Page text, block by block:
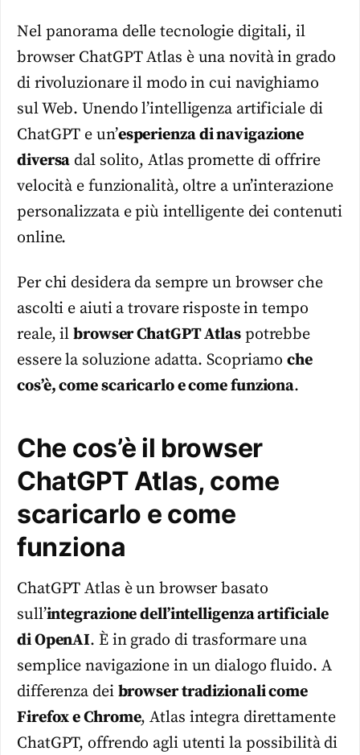
Nel panorama delle tecnologie digitali, il
browser ChatGPT Atlas è una novità in grado
di rivoluzionare il modo in cui navighiamo
sul Web. Unendo l’intelligenza artificiale di
ChatGPT e un’esperienza di navigazione
diversa dal solito, Atlas promette di offrire
velocità e funzionalità, oltre a un’interazione
personalizzata e più intelligente dei contenuti
online.
Per chi desidera da sempre un browser che
ascolti e aiuti a trovare risposte in tempo
reale, ilbrowser ChatGPT Atlaspotrebbe
essere la soluzione adatta. Scopriamoche
cos’è, come scaricarlo e come funziona.
Che cos’è il browser
ChatGPT Atlas, come
scaricarlo e come
funziona
ChatGPT Atlas è un browser basato
sull’integrazione dell’intelligenza artificiale
di OpenAI. È in grado di trasformare una
semplice navigazione in un dialogo fluido. A
differenza dei browser tradizionali come
Firefox e Chrome, Atlas integra direttamente
ChatGPT, offrendo agli utenti la possibilità di